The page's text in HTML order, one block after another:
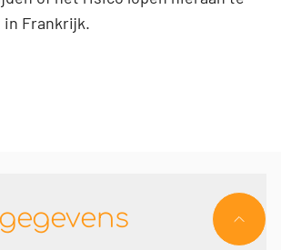
Frankrijk.